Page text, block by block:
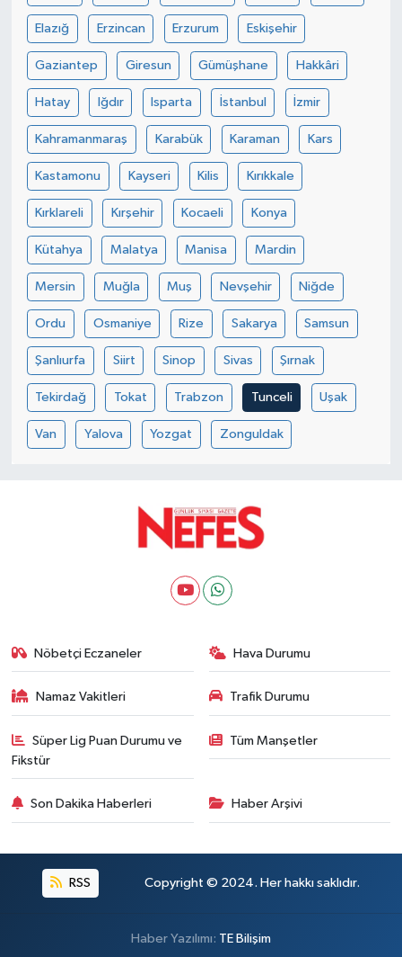
Elazığ Erzincan Erzurum Eskişehir
Gaziantep Giresun Gümüşhane Hakkâri
Hatay Iğdır Isparta İstanbul İzmir
Kahramanmaraş Karabük Karaman Kars
Kastamonu Kayseri Kilis Kırıkkale
Kırklareli Kırşehir Kocaeli Konya
Kütahya Malatya Manisa Mardin
Mersin Muğla Muş Nevşehir Niğde
Ordu Osmaniye Rize Sakarya Samsun
Şanlıurfa Siirt Sinop Sivas Şırnak
Tekirdağ Tokat Trabzon Tunceli Uşak
Van Yalova Yozgat Zonguldak
Nöbetçi Eczaneler Hava Durumu
Namaz Vakitleri Trafik Durumu
Süper Lig Puan Durumu ve
Fikstür
Tüm Manşetler
Son Dakika Haberleri Haber Arşivi
RSS Copyright © 2024. Her hakkı saklıdır.
Haber Yazılımı: TE Bilişim